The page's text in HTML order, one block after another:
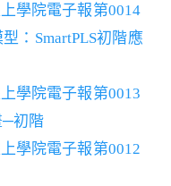
學院電子報第0014
：SmartPLS初階應
學院電子報第0013
初階
學院電子報第0012